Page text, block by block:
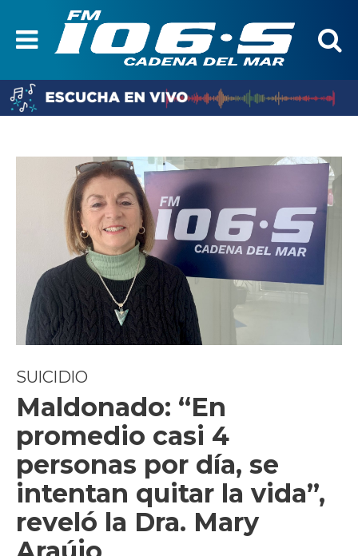
SUICIDIO
Maldonado: “En
promedio casi 4
personas por día, se
intentan quitar la vida”,
reveló la Dra. Mary